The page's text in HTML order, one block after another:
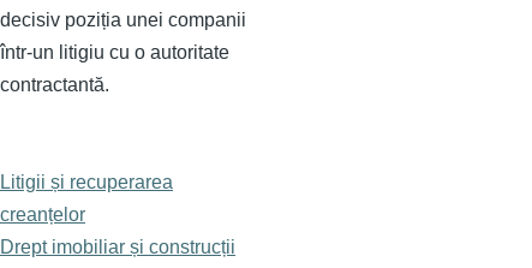
decisiv poziția unei companii
într-un litigiu cu o autoritate
contractantă.
Litigii și recuperarea
creanțelor
Drept imobiliar și construcții